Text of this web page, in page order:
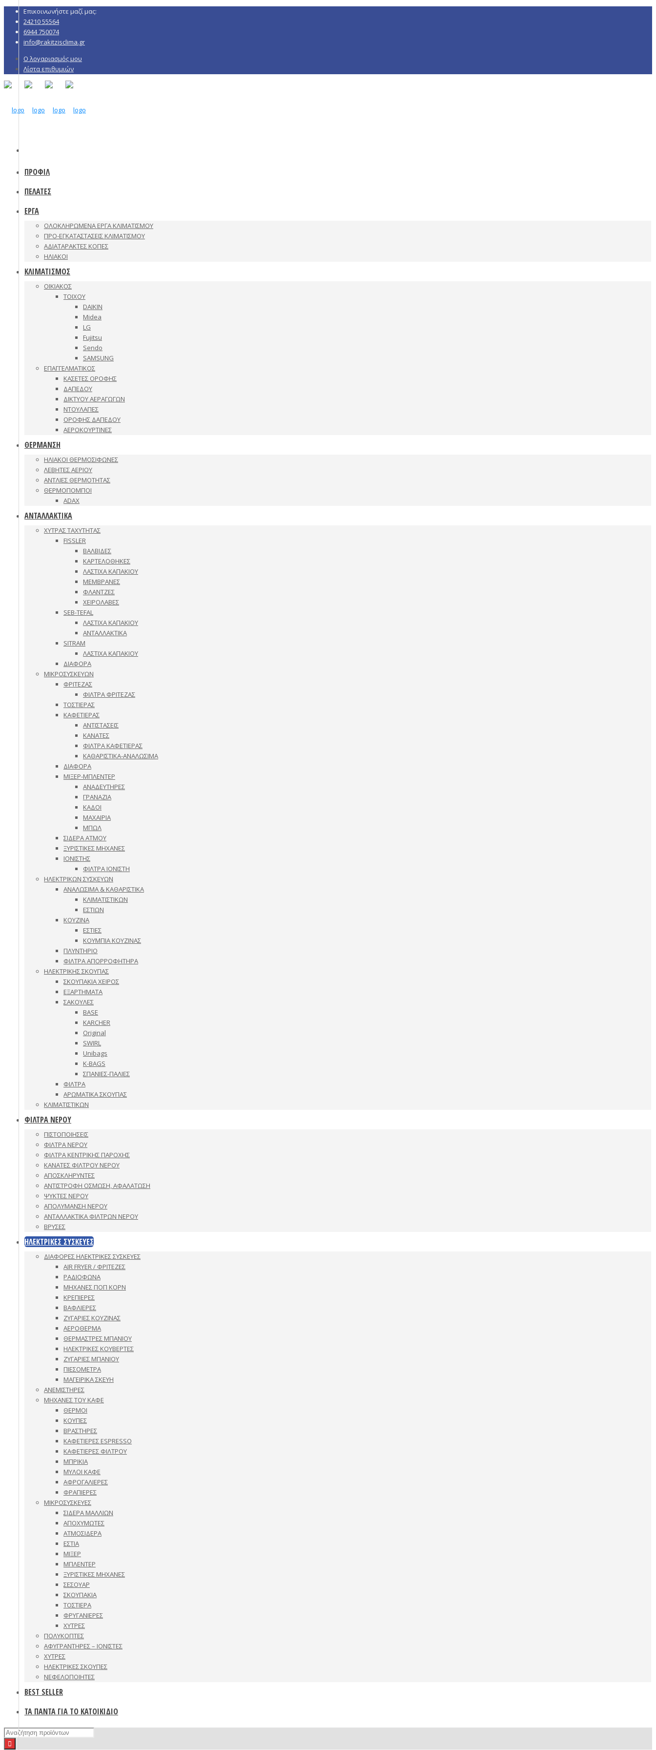
Επικοινωνήστε μαζί μας:
24210 55564
6944 750074
info@rakitzisclima.gr
Ο λογαριασμός μου
Λίστα επιθυμιών
ΠΡΟΦΙΛ
ΠΕΛΑΤΕΣ
ΕΡΓΑ
ΟΛΟΚΛΗΡΩΜΕΝΑ ΕΡΓΑ ΚΛΙΜΑΤΙΣΜΟΥ
ΠΡΟ-ΕΓΚΑΤΑΣΤΑΣΕΙΣ ΚΛΙΜΑΤΙΣΜΟΥ
ΑΔΙΑΤΑΡΑΚΤΕΣ ΚΟΠΕΣ
ΗΛΙΑΚΟΙ
ΚΛΙΜΑΤΙΣΜΟΣ
ΟΙΚΙΑΚΟΣ
ΤΟΙΧΟΥ
DAIKIN
Midea
LG
Fujitsu
Sendo
SAMSUNG
ΕΠΑΓΓΕΛΜΑΤΙΚΟΣ
ΚΑΣΕΤΕΣ ΟΡΟΦΗΣ
ΔΑΠΕΔΟΥ
ΔΙΚΤΥΟΥ ΑΕΡΑΓΩΓΩΝ
ΝΤΟΥΛΑΠΕΣ
ΟΡΟΦΗΣ ΔΑΠΕΔΟΥ
ΑΕΡΟΚΟΥΡΤΙΝΕΣ
ΘΕΡΜΑΝΣΗ
ΗΛΙΑΚΟΙ ΘΕΡΜΟΣΙΦΩΝΕΣ
ΛΕΒΗΤΕΣ ΑΕΡΙΟΥ
ΑΝΤΛΙΕΣ ΘΕΡΜΟΤΗΤΑΣ
ΘΕΡΜΟΠΟΜΠΟΙ
ADAX
ΑΝΤΑΛΛΑΚΤΙΚΑ
ΧΥΤΡΑΣ ΤΑΧΥΤΗΤΑΣ
FISSLER
ΒΑΛΒΙΔΕΣ
ΚΑΡΤΕΛΟΘΗΚΕΣ
ΛΑΣΤΙΧΑ ΚΑΠΑΚΙΟΥ
ΜΕΜΒΡΑΝΕΣ
ΦΛΑΝΤΖΕΣ
ΧΕΙΡΟΛΑΒΕΣ
SEB-TEFAL
ΛΑΣΤΙΧΑ ΚΑΠΑΚΙΟΥ
ΑΝΤΑΛΛΑΚΤΙΚΑ
SITRAM
ΛΑΣΤΙΧΑ ΚΑΠΑΚΙΟΥ
ΔΙΑΦΟΡΑ
ΜΙΚΡΟΣΥΣΚΕΥΩΝ
ΦΡΙΤΕΖΑΣ
ΦΙΛΤΡΑ ΦΡΙΤΕΖΑΣ
ΤΟΣΤΙΕΡΑΣ
ΚΑΦΕΤΙΕΡΑΣ
ΑΝΤΙΣΤΑΣΕΙΣ
ΚΑΝΑΤΕΣ
ΦΙΛΤΡΑ ΚΑΦΕΤΙΕΡΑΣ
ΚΑΘΑΡΙΣΤΙΚΑ-ΑΝΑΛΩΣΙΜΑ
ΔΙΑΦΟΡΑ
ΜΙΞΕΡ-ΜΠΛΕΝΤΕΡ
ΑΝΑΔΕΥΤΗΡΕΣ
ΓΡΑΝΑΖΙΑ
ΚΑΔΟΙ
ΜΑΧΑΙΡΙΑ
ΜΠΩΛ
ΣΙΔΕΡΑ ΑΤΜΟΥ
ΞΥΡΙΣΤΙΚΕΣ ΜΗΧΑΝΕΣ
ΙΟΝΙΣΤΗΣ
ΦΙΛΤΡΑ ΙΟΝΙΣΤΗ
ΗΛΕΚΤΡΙΚΩΝ ΣΥΣΚΕΥΩΝ
ΑΝΑΛΩΣΙΜΑ & ΚΑΘΑΡΙΣΤΙΚΑ
ΚΛΙΜΑΤΙΣΤΙΚΩΝ
ΕΣΤΙΩΝ
ΚΟΥΖΙΝΑ
ΕΣΤΙΕΣ
ΚΟΥΜΠΙΑ ΚΟΥΖΙΝΑΣ
ΠΛΥΝΤΗΡΙΟ
ΦΙΛΤΡΑ ΑΠΟΡΡΟΦΗΤΗΡΑ
ΗΛΕΚΤΡΙΚΗΣ ΣΚΟΥΠΑΣ
ΣΚΟΥΠΑΚΙΑ ΧΕΙΡΟΣ
ΕΞΑΡΤΗΜΑΤΑ
ΣΑΚΟΥΛΕΣ
BASE
KARCHER
Original
SWIRL
Unibags
K-BAGS
ΣΠΑΝΙΕΣ-ΠΑΛΙΕΣ
ΦΙΛΤΡΑ
ΑΡΩΜΑΤΙΚΑ ΣΚΟΥΠΑΣ
ΚΛΙΜΑΤΙΣΤΙΚΩΝ
ΦΙΛΤΡΑ ΝΕΡΟΥ
ΠΙΣΤΟΠΟΙΗΣΕΙΣ
ΦΙΛΤΡΑ ΝΕΡΟΥ
ΦΙΛΤΡΑ ΚΕΝΤΡΙΚΗΣ ΠΑΡΟΧΗΣ
ΚΑΝΑΤΕΣ ΦΙΛΤΡΟΥ ΝΕΡΟΥ
ΑΠΟΣΚΛΗΡΥΝΤΕΣ
ΑΝΤΙΣΤΡΟΦΗ ΟΣΜΩΣΗ, ΑΦΑΛΑΤΩΣΗ
ΨΥΚΤΕΣ ΝΕΡΟΥ
ΑΠΟΛΥΜΑΝΣΗ ΝΕΡΟΥ
ΑΝΤΑΛΛΑΚΤΙΚΑ ΦΙΛΤΡΩΝ ΝΕΡΟΥ
ΒΡΥΣΕΣ
ΗΛΕΚΤΡΙΚΕΣ ΣΥΣΚΕΥΕΣ
ΔΙΑΦΟΡΕΣ ΗΛΕΚΤΡΙΚΕΣ ΣΥΣΚΕΥΕΣ
AIR FRYER / ΦΡΙΤΕΖΕΣ
ΡΑΔΙΟΦΩΝΑ
ΜΗΧΑΝΕΣ ΠΟΠ ΚΟΡΝ
ΚΡΕΠΙΕΡΕΣ
ΒΑΦΛΙΕΡΕΣ
ΖΥΓΑΡΙΕΣ ΚΟΥΖΙΝΑΣ
ΑΕΡΟΘΕΡΜΑ
ΘΕΡΜΑΣΤΡΕΣ ΜΠΑΝΙΟΥ
ΗΛΕΚΤΡΙΚΕΣ ΚΟΥΒΕΡΤΕΣ
ΖΥΓΑΡΙΕΣ ΜΠΑΝΙΟΥ
ΠΙΕΣΟΜΕΤΡΑ
ΜΑΓΕΙΡΙΚΑ ΣΚΕΥΗ
ΑΝΕΜΙΣΤΗΡΕΣ
ΜΗΧΑΝΕΣ ΤΟΥ ΚΑΦΕ
ΘΕΡΜΟΙ
ΚΟΥΠΕΣ
ΒΡΑΣΤΗΡΕΣ
ΚΑΦΕΤΙΕΡΕΣ ESPRESSO
ΚΑΦΕΤΙΕΡΕΣ ΦΙΛΤΡΟΥ
ΜΠΡΙΚΙΑ
ΜΥΛΟΙ ΚΑΦΕ
ΑΦΡΟΓΑΛΙΕΡΕΣ
ΦΡΑΠΙΕΡΕΣ
ΜΙΚΡΟΣΥΣΚΕΥΕΣ
ΣΙΔΕΡΑ ΜΑΛΛΙΩΝ
ΑΠΟΧΥΜΩΤΕΣ
ΑΤΜΟΣΙΔΕΡΑ
ΕΣΤΙΑ
ΜΙΞΕΡ
ΜΠΛΕΝΤΕΡ
ΞΥΡΙΣΤΙΚΕΣ ΜΗΧΑΝΕΣ
ΣΕΣΟΥΑΡ
ΣΚΟΥΠΑΚΙΑ
ΤΟΣΤΙΕΡΑ
ΦΡΥΓΑΝΙΕΡΕΣ
ΧΥΤΡΕΣ
ΠΟΛΥΚΟΠΤΕΣ
ΑΦΥΓΡΑΝΤΗΡΕΣ – ΙΟΝΙΣΤΕΣ
ΧΥΤΡΕΣ
ΗΛΕΚΤΡΙΚΕΣ ΣΚΟΥΠΕΣ
ΝΕΦΕΛΟΠΟΙΗΤΕΣ
BEST SELLER
ΤΑ ΠΑΝΤΑ ΓΙΑ ΤΟ ΚΑΤΟΙΚΙΔΙΟ